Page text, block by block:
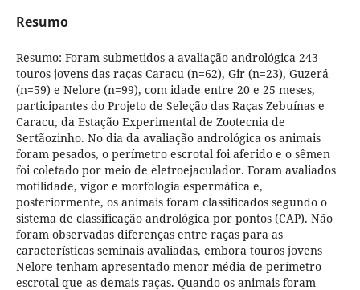
Resumo
Resumo: Foram submetidos a avaliação andrológica 243
touros jovens das raças Caracu (n=62), Gir (n=23), Guzerá
(n=59) e Nelore (n=99), com idade entre 20 e 25 meses,
participantes do Projeto de Seleção das Raças Zebuínas e
Caracu, da Estação Experimental de Zootecnia de
Sertãozinho. No dia da avaliação andrológica os animais
foram pesados, o perímetro escrotal foi aferido e o sêmen
foi coletado por meio de eletroejaculador. Foram avaliados
motilidade, vigor e morfologia espermática e,
posteriormente, os animais foram classificados segundo o
sistema de classificação andrológica por pontos (CAP). Não
foram observadas diferenças entre raças para as
características seminais avaliadas, embora touros jovens
Nelore tenham apresentado menor média de perímetro
escrotal que as demais raças. Quando os animais foram